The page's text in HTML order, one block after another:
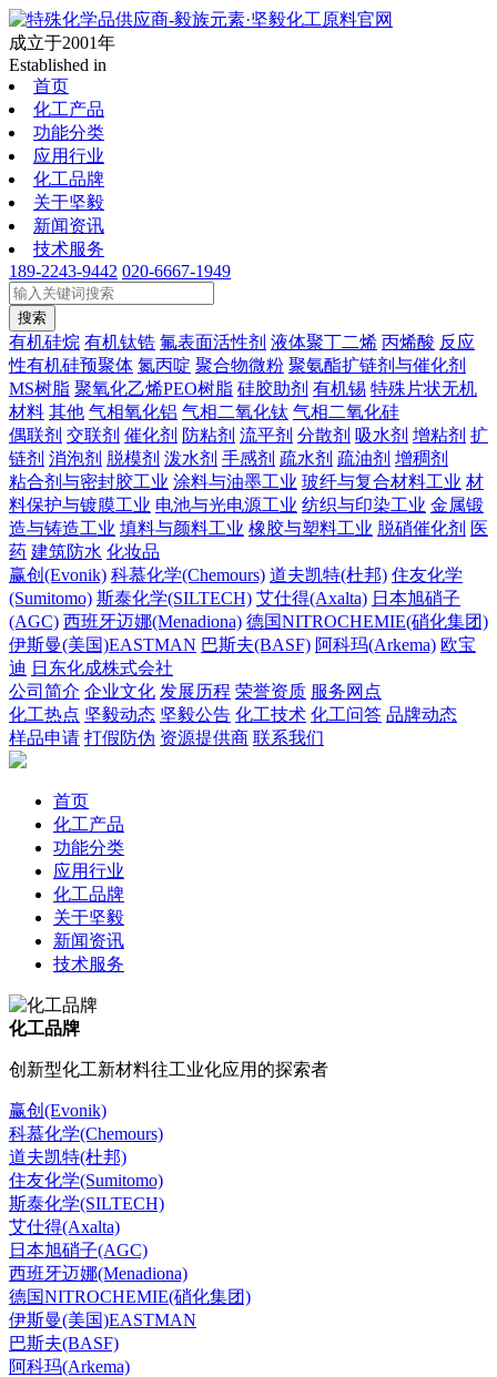
成立于2001年
Established in
首页
化工产品
功能分类
应用行业
化工品牌
关于坚毅
新闻资讯
技术服务
189-2243-9442 020-6667-1949
搜索
有机硅烷 有机钛锆 氟表面活性剂 液体聚丁二烯 丙烯酸 反应
性有机硅预聚体 氮丙啶 聚合物微粉 聚氨酯扩链剂与催化剂
MS树脂 聚氧化乙烯PEO树脂 硅胶助剂 有机锡 特殊片状无机
材料 其他 气相氧化铝 气相二氧化钛 气相二氧化硅
偶联剂 交联剂 催化剂 防粘剂 流平剂 分散剂 吸水剂 增粘剂 扩
链剂 消泡剂 脱模剂 泼水剂 手感剂 疏水剂 疏油剂 增稠剂
粘合剂与密封胶工业 涂料与油墨工业 玻纤与复合材料工业 材
料保护与镀膜工业 电池与光电源工业 纺织与印染工业 金属锻
造与铸造工业 填料与颜料工业 橡胶与塑料工业 脱硝催化剂 医
药 建筑防水 化妆品
赢创(Evonik) 科慕化学(Chemours) 道夫凯特(杜邦) 住友化学
(Sumitomo) 斯泰化学(SILTECH) 艾仕得(Axalta) 日本旭硝子
(AGC) 西班牙迈娜(Menadiona) 德国NITROCHEMIE(硝化集团)
伊斯曼(美国)EASTMAN 巴斯夫(BASF) 阿科玛(Arkema) 欧宝
迪 日东化成株式会社
公司简介 企业文化 发展历程 荣誉资质 服务网点
化工热点 坚毅动态 坚毅公告 化工技术 化工问答 品牌动态
样品申请 打假防伪 资源提供商 联系我们
首页
化工产品
功能分类
应用行业
化工品牌
关于坚毅
新闻资讯
技术服务
化工品牌
创新型化工新材料往工业化应用的探索者
赢创(Evonik)
科慕化学(Chemours)
道夫凯特(杜邦)
住友化学(Sumitomo)
斯泰化学(SILTECH)
艾仕得(Axalta)
日本旭硝子(AGC)
西班牙迈娜(Menadiona)
德国NITROCHEMIE(硝化集团)
伊斯曼(美国)EASTMAN
巴斯夫(BASF)
阿科玛(Arkema)